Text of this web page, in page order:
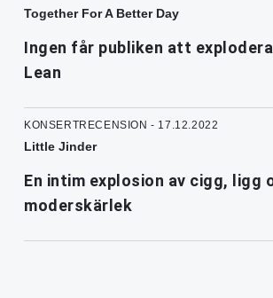
Together For A Better Day
Ingen får publiken att
Lean
KONSERTRECENSION - 17.12.2022
Little Jinder
En intim explosion av cigg, ligg
moderskärlek